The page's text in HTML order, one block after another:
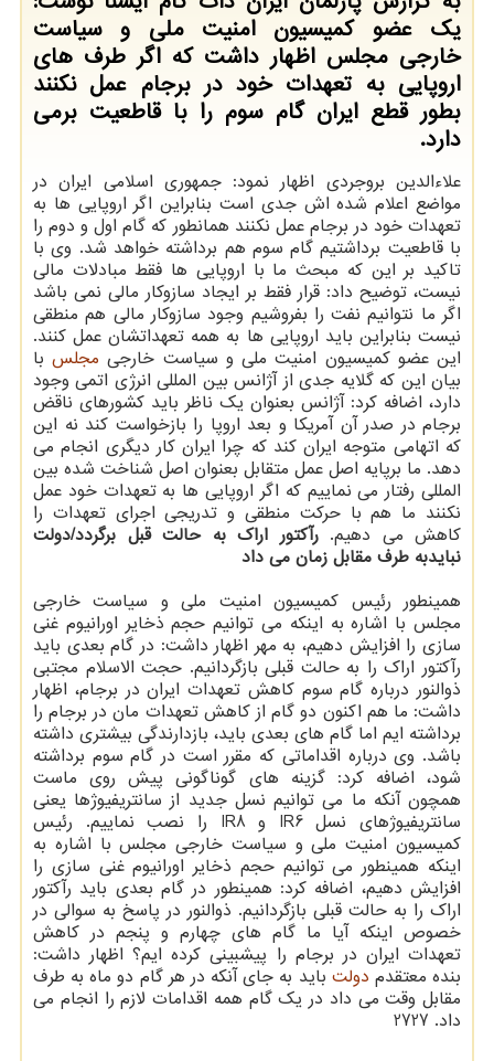
یك عضو كمیسیون امنیت ملی و سیاست
خارجی مجلس اظهار داشت كه اگر طرف های
اروپایی به تعهدات خود در برجام عمل نكنند
بطور قطع ایران گام سوم را با قاطعیت برمی
دارد.
علاءالدین بروجردی اظهار نمود: جمهوری اسلامی ایران در
مواضع اعلام شده اش جدی است بنابراین اگر اروپایی ها به
تعهدات خود در برجام عمل نكنند همانطور كه گام اول و دوم را
با قاطعیت برداشتیم گام سوم هم برداشته خواهد شد. وی با
تاكید بر این كه مبحث ما با اروپایی ها فقط مبادلات مالی
نیست، توضیح داد: قرار فقط بر ایجاد سازوكار مالی نمی باشد
اگر ما نتوانیم نفت را بفروشیم وجود سازوكار مالی هم منطقی
نیست بنابراین باید اروپایی ها به همه تعهداتشان عمل كنند.
این عضو كمیسیون امنیت ملی و سیاست خارجی مجلسبا
بیان این كه گلایه جدی از آژانس بین المللی انرژی اتمی وجود
دارد، اضافه كرد: آژانس بعنوان یك ناظر باید كشورهای ناقض
برجام در صدر آن آمریكا و بعد اروپا را بازخواست كند نه این
كه اتهامی متوجه ایران كند كه چرا ایران كار دیگری انجام می
دهد. ما برپایه اصل عمل متقابل بعنوان اصل شناخت شده بین
المللی رفتار می نماییم كه اگر اروپایی ها به تعهدات خود عمل
نكنند ما هم با حركت منطقی و تدریجی اجرای تعهدات را
كاهش می دهیم.رآكتور اراك به حالت قبل برگردد/دولت
نبایدبه طرف مقابل زمان می داد
همینطور رئیس كمیسیون امنیت ملی و سیاست خارجی
مجلس با اشاره به اینكه می توانیم حجم ذخایر اورانیوم غنی
سازی را افزایش دهیم، به مهر اظهار داشت: در گام بعدی باید
رآكتور اراك را به حالت قبلی بازگردانیم. حجت الاسلام مجتبی
ذوالنور درباره گام سوم كاهش تعهدات ایران در برجام، اظهار
داشت: ما هم اكنون دو گام از كاهش تعهدات مان در برجام را
برداشته ایم اما گام های بعدی باید، بازدارندگی بیشتری داشته
باشد. وی درباره اقداماتی كه مقرر است در گام سوم برداشته
شود، اضافه كرد: گزینه های گوناگونی پیش روی ماست
همچون آنكه ما می توانیم نسل جدید از سانتریفیوژها یعنی
سانتریفیوژهای نسل IR6 و IR8 را نصب نماییم. رئیس
كمیسیون امنیت ملی و سیاست خارجی مجلس با اشاره به
اینكه همینطور می توانیم حجم ذخایر اورانیوم غنی سازی را
افزایش دهیم، اضافه كرد: همینطور در گام بعدی باید رآكتور
اراك را به حالت قبلی بازگردانیم. ذوالنور در پاسخ به سوالی در
خصوص اینكه آیا ما گام های چهارم و پنجم در كاهش
تعهدات ایران در برجام را پیشبینی كرده ایم؟ اظهار داشت:
بنده معتقدم دولت باید به جای آنكه در هر گام دو ماه به طرف
مقابل وقت می داد در یك گام همه اقدامات لازم را انجام می
داد. 2727